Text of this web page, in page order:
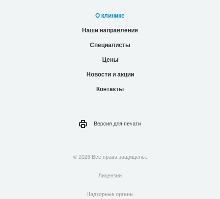
О клинике
Наши направления
Специалисты
Цены
Новости и акции
Контакты
Версия для печати
© 2026 Все права защищены.
Лицензии
Надзорные органы